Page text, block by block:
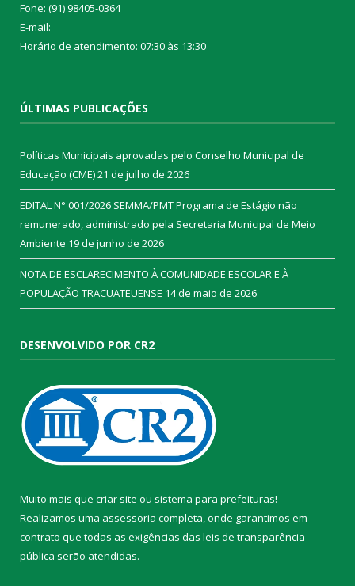
Fone: (91) 98405-0364
E-mail:
Horário de atendimento: 07:30 às 13:30
ÚLTIMAS PUBLICAÇÕES
Políticas Municipais aprovadas pelo Conselho Municipal de
Educação (CME)21 de julho de 2026
EDITAL N° 001/2026 SEMMA/PMT Programa de Estágio não
remunerado, administrado pela Secretaria Municipal de Meio
Ambiente 19 de junho de 2026
NOTA DE ESCLARECIMENTO À COMUNIDADE ESCOLAR E À
POPULAÇÃO TRACUATEUENSE 14 de maio de 2026
DESENVOLVIDO POR CR2
Muito mais que criar site ou sistema para prefeituras!
Realizamos uma assessoria completa, onde garantimos em
contrato que todas as exigências das leis de transparência
pública serão atendidas.